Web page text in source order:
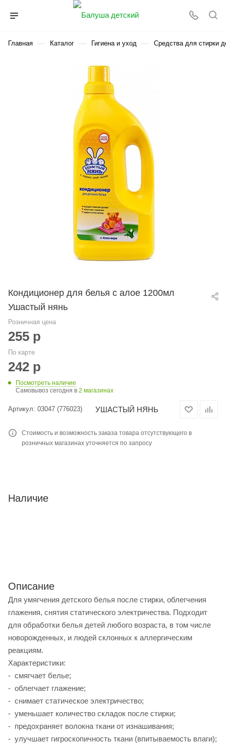
Главная — Каталог — Гигиена и уход — Средства для стирки
Кондиционер для белья с алое 1200мл
Ушастый нянь
Розничная цена
255 р
По карте
242 р
Посмотреть наличие
Самовывоз сегодня в 2 магазинах
Артикул: 03047 (776023) УШАСТЫЙ НЯНЬ
Стоимость и возможность заказа товара отсутствующего в
розничных магазинах уточняется по запросу
Наличие
Описание
Для умягчения детского белья после стирки, облегчения
глажения, снятия статического электричества. Подходит
для обработки белья детей любого возраста, в том числе
новорожденных, и людей склонных к аллергическим
реакциям.
Характеристики:
- смягчает белье;
- облегчает глажение;
- снимает статическое электричество;
- уменьшает количество складок после стирки;
- предохраняет волокна ткани от изнашивания;
- улучшает гигроскопичность ткани (впитываемость влаги);